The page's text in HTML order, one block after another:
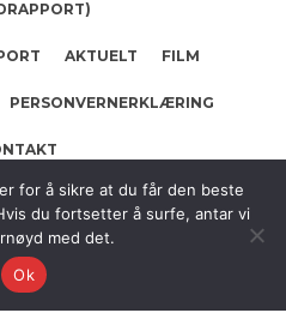
AKTUELT FILM
PERSONVERNERKLÆRING
for å sikre at du får den beste
du fortsetter å surfe, antar vi
med det.
Ok